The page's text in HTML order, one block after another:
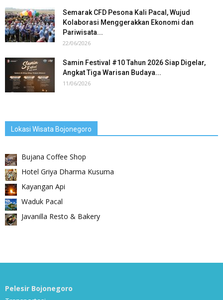
Semarak CFD Pesona Kali Pacal, Wujud
Kolaborasi Menggerakkan Ekonomi dan
Pariwisata...
22/06/2026
Samin Festival #10 Tahun 2026 Siap Digelar,
Angkat Tiga Warisan Budaya...
11/06/2026
Lokasi Wisata Bojonegoro
Bujana Coffee Shop
Hotel Griya Dharma Kusuma
Kayangan Api
Waduk Pacal
Javanilla Resto & Bakery
Pelesir Bojonegoro